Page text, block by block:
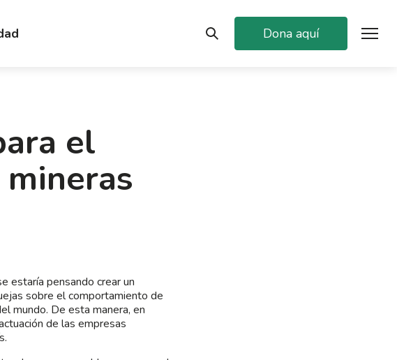
Dona aquí
el
estaría pensando crear un
sobre el comportamiento de
mundo. De esta manera, en
de las empresas